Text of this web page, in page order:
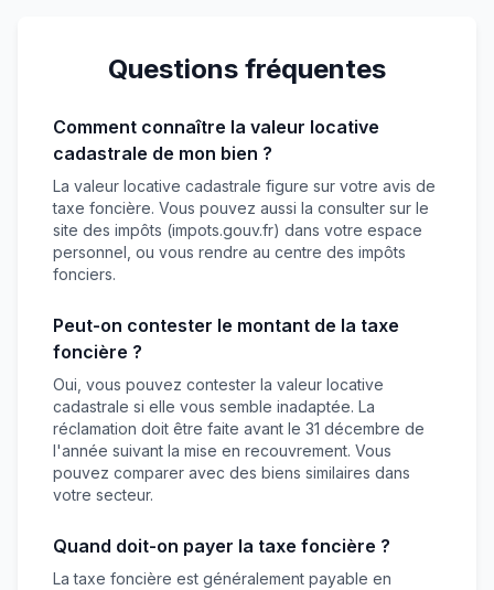
Questions fréquentes
Comment connaître la valeur locative
cadastrale de mon bien ?
La valeur locative cadastrale figure sur votre avis de
taxe foncière. Vous pouvez aussi la consulter sur le
site des impôts (impots.gouv.fr) dans votre espace
personnel, ou vous rendre au centre des impôts
fonciers.
Peut-on contester le montant de la taxe
foncière ?
Oui, vous pouvez contester la valeur locative
cadastrale si elle vous semble inadaptée. La
réclamation doit être faite avant le 31 décembre de
l'année suivant la mise en recouvrement. Vous
pouvez comparer avec des biens similaires dans
votre secteur.
Quand doit-on payer la taxe foncière ?
La taxe foncière est généralement payable en